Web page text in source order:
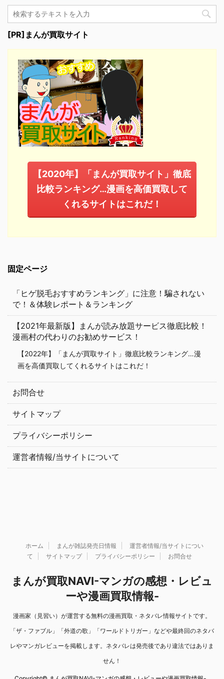
[PR]まんが買取サイト
【2020年】「まんが買取サイト」徹底
比較ランキング…漫画を高価買取して
くれるサイトはこれだ！
固定ページ
「ヒゲ脱毛おすすめランキング」に注意！騙されない
で！＆体験レポート＆ランキング
【2021年最新版】まんが読み放題サービス徹底比較！
漫画村の代わりのお勧めサービス！
【2022年】「まんが買取サイト」徹底比較ランキング…漫
画を高価買取してくれるサイトはこれだ！
お問合せ
サイトマップ
プライバシーポリシー
運営者情報/当サイトについて
ホーム まんが雑誌発売日情報
運営者情報/当サイトについ
て
サイトマップ プライバシーポリシー お問合せ
まんが買取NAVI-マンガの感想・レビュ
ーや漫画買取情報-
漫画家（見習い）が運営する無料の漫画買取・ネタバレ情報サイトです。
「ザ・ファブル」「外道の歌」「ワールドトリガー」などや最終回のネタバ
レやマンガレビューを掲載します。ネタバレは発売後であり違法ではありま
せん！